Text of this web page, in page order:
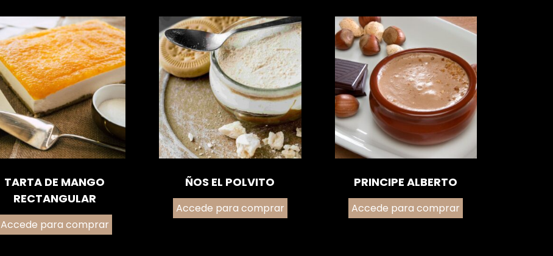
TARTA DE MANGO
RECTANGULAR
Accede para comprar
ÑOS EL POLVITO
Accede para comprar
PRINCIPE ALBERTO
Accede para comprar